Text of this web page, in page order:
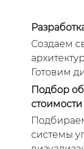
Создаем
Готовим
Подбор
системы